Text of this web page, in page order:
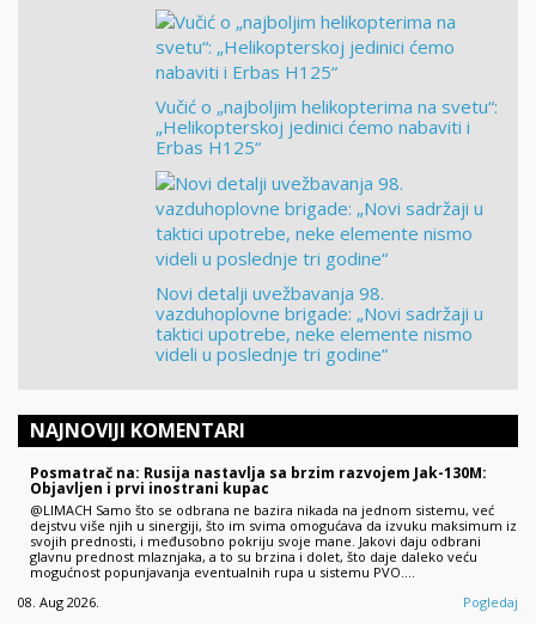
Vučić o „najboljim helikopterima na svetu“:
„Helikopterskoj jedinici ćemo nabaviti i
Erbas H125“
Novi detalji uvežbavanja 98.
vazduhoplovne brigade: „Novi sadržaji u
taktici upotrebe, neke elemente nismo
videli u poslednje tri godine“
NAJNOVIJI KOMENTARI
Posmatrač na: Rusija nastavlja sa brzim razvojem Jak-130M:
Objavljen i prvi inostrani kupac
@LIMACH Samo što se odbrana ne bazira nikada na jednom sistemu, već
dejstvu više njih u sinergiji, što im svima omogućava da izvuku maksimum iz
svojih prednosti, i međusobno pokriju svoje mane. Jakovi daju odbrani
glavnu prednost mlaznjaka, a to su brzina i dolet, što daje daleko veću
mogućnost popunjavanja eventualnih rupa u sistemu PVO.…
08. Aug 2026.
Pogledaj